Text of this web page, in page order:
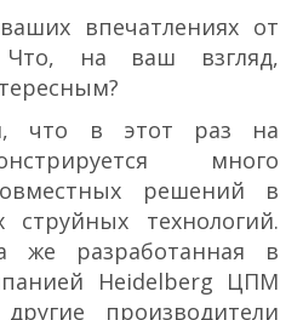
впечатлениях от
Что, на ваш взгляд,
что в этот раз на
много
решений в
струйных технологий.
же разработанная в
Heidelberg ЦПМ
производители